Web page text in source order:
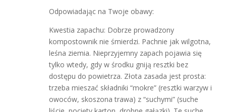
Odpowiadając na Twoje obawy:
Kwestia zapachu: Dobrze prowadzony
kompostownik nie śmierdzi. Pachnie jak wilgotna,
leśna ziemia. Nieprzyjemny zapach pojawia się
tylko wtedy, gdy w środku gniją resztki bez
dostępu do powietrza. Złota zasada jest prosta:
trzeba mieszać składniki “mokre” (resztki warzyw i
owoców, skoszona trawa) z “suchymi” (suche